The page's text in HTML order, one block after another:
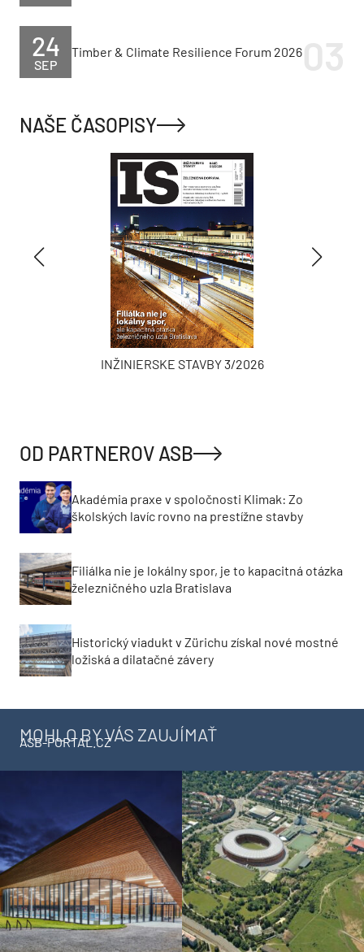
SEP
24 Timber & Climate Resilience Forum 2026
NAŠE ČASOPISY
INŽINIERSKE STAVBY 3/2026
OD PARTNEROV ASB
Akadémia praxe v spoločnosti Klimak: Zo
školských lavíc rovno na prestížne stavby
Filiálka nie je lokálny spor, je to kapacitná otázka
železničného uzla Bratislava
Historický viadukt v Zürichu získal nové mostné
ložiská a dilatačné závery
MOHLO BY VÁS ZAUJÍMAŤ
ASB-PORTAL.CZ